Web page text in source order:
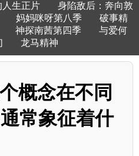
人生正片
身陷敌后：奔向敦
妈妈咪呀第八季
破事精
神探南茜第四季
与爱何
龙马精神
概念在不同
常象征着什